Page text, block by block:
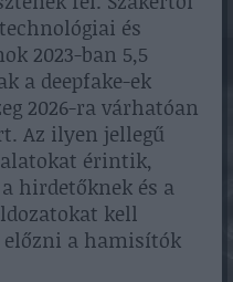
és
2023-ban 5,5
a deepfake-ek
2026-ra várhatóan
Az ilyen jellegű
érintik,
hirdetőknek és a
kell
a hamisítók